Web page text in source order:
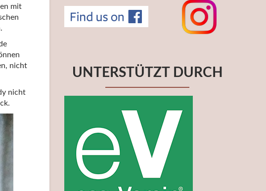
mit
nicht
nicht
UNTERSTÜTZT DURCH